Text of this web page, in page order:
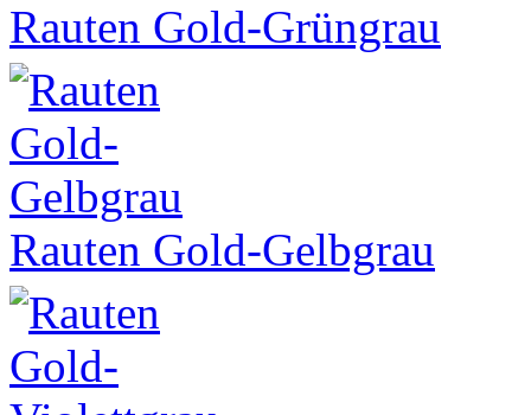
Rauten Gold-Grüngrau
Rauten Gold-Gelbgrau